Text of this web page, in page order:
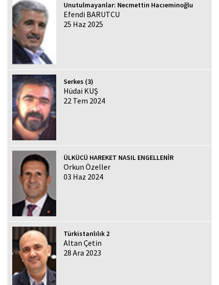
Unutulmayanlar: Necmettin Hacıeminoğlu
Efendi BARUTCU
25 Haz 2025
Serkes (3)
Hüdai KUŞ
22 Tem 2024
ÜLKÜCÜ HAREKET NASIL ENGELLENİR
Orkun Özeller
03 Haz 2024
Türkistanlılık 2
Altan Çetin
28 Ara 2023